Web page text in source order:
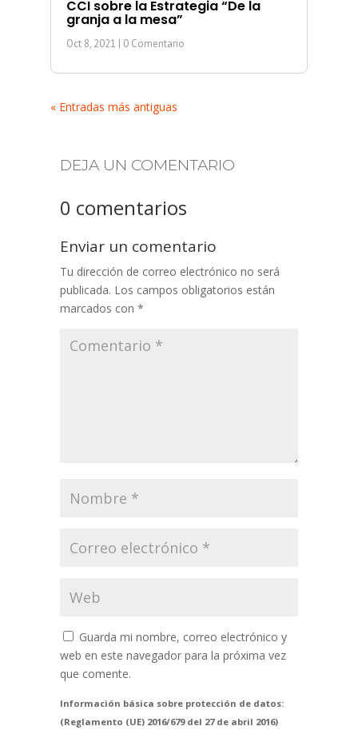
CCI sobre la Estrategia “De la
granja a la mesa”
Oct 8, 2021 | 0 Comentario
« Entradas más antiguas
DEJA UN COMENTARIO
0 comentarios
Enviar un comentario
Tu dirección de correo electrónico no será
publicada. Los campos obligatorios están
marcados con *
Guarda mi nombre, correo electrónico y
web en este navegador para la próxima vez
que comente.
Información básica sobre protección de datos:
(Reglamento (UE) 2016/679 del 27 de abril 2016)